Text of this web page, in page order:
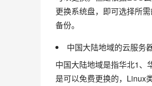
更换系统盘，即可选择所
备份。
中国大陆地域的云服务
中国大陆地域是指华北1、
是可以免费更换的，Linux